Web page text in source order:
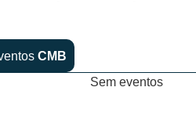
CMB
Sem eventos